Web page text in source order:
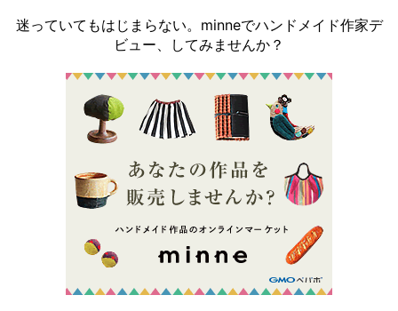
迷っていてもはじまらない。minneでハンドメイド作家デ
ビュー、してみませんか？